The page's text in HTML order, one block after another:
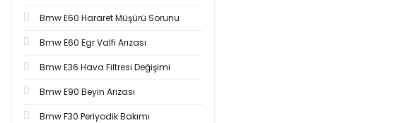
Bmw E60 Hararet Müşürü Sorunu
Bmw E60 Egr Valfi Arızası
Bmw E36 Hava Filtresi Değişimi
Bmw E90 Beyin Arızası
Bmw F30 Periyodik Bakımı